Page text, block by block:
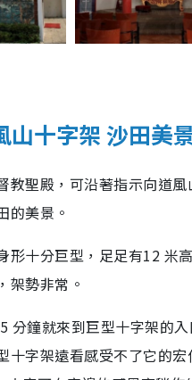
山十字架 沙田美
教聖殿，可沿著指示向道
的美景。
形十分巨型，足足有12 米
架勢非常。
分鐘就來到巨型十字架的
十字架遠看感受不了它的